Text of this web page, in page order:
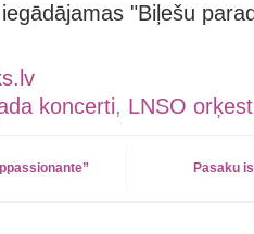
"Biļešu
koncerti, LNSO
Pasaku